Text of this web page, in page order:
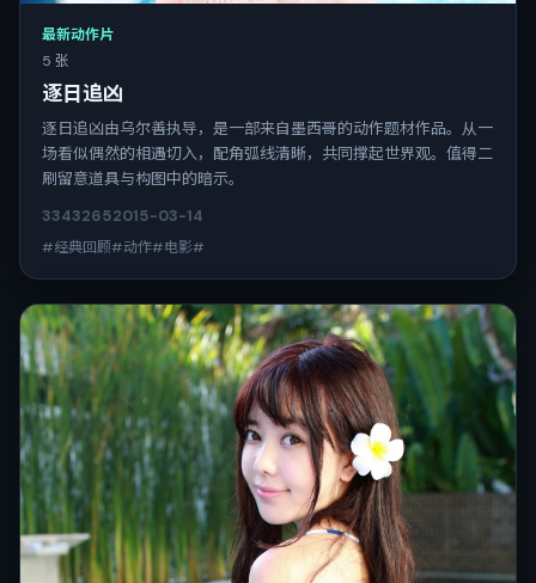
最新动作片
5 张
逐日追凶
逐日追凶由乌尔善执导，是一部来自墨西哥的动作题材作品。从一
场看似偶然的相遇切入，配角弧线清晰，共同撑起世界观。值得二
刷留意道具与构图中的暗示。
33432652015-03-14
#经典回顾#动作#电影#